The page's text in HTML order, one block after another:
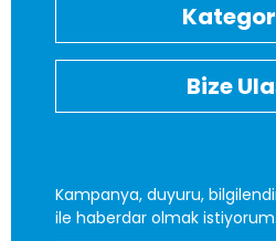
Bize
Kampanya, duyuru,
ile haberdar olmak istiyorum.